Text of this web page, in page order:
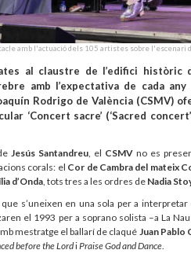
amb l'actuació dels 105 artistes sobre l'escenari
al claustre de l’edifici
amb l’expectativa de cada
Rodrigo de València (CSMV)
‘Concert sacre’ (‘Sacred
Jesús Santandreu, el CSMV no es
corals: el Cor de Cambra del mateix
d’Onda, tots tres a les ordres de Nadia
s’uneixen en una sola per a interpretar
el 1993 per a soprano solista –a La
mestratge el ballarí de claquéJuan Pablo
before the LordiPraise God and Dance.